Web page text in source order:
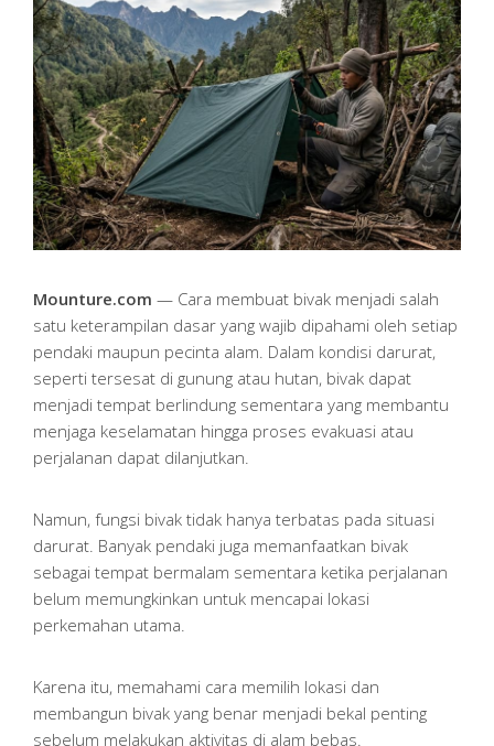
Mounture.com — Cara membuat bivak menjadi salah
satu keterampilan dasar yang wajib dipahami oleh setiap
pendaki maupun pecinta alam. Dalam kondisi darurat,
seperti tersesat di gunung atau hutan, bivak dapat
menjadi tempat berlindung sementara yang membantu
menjaga keselamatan hingga proses evakuasi atau
perjalanan dapat dilanjutkan.
Namun, fungsi bivak tidak hanya terbatas pada situasi
darurat. Banyak pendaki juga memanfaatkan bivak
sebagai tempat bermalam sementara ketika perjalanan
belum memungkinkan untuk mencapai lokasi
perkemahan utama.
Karena itu, memahami cara memilih lokasi dan
membangun bivak yang benar menjadi bekal penting
sebelum melakukan aktivitas di alam bebas.